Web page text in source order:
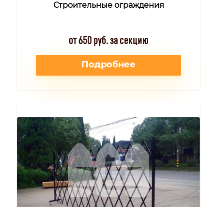
Строительные ограждения
от 650 руб. за секцию
Подробнее